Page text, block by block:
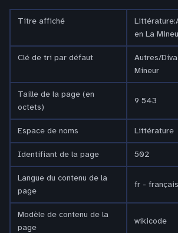
Titre affiché
en La
Clé de tri par défaut
Autres/
Mineur
Taille de la page (en
octets)
9 543
Espace de noms Littérature
Identifiant de la page 502
Langue du contenu de la
page
fr - français
Modèle de contenu de la
page
wikicode